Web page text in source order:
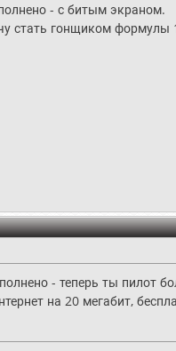
- с битым экраном.
стать гонщиком формулы
- теперь ты пилот
на 20 мегабит,